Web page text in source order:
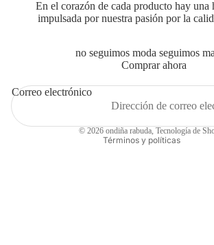
En el corazón de cada producto hay una
impulsada por nuestra pasión por la
no seguimos moda seguimos
Comprar ahora
Correo electrónico
© 2026 ondiña rabuda Tecnología de
Términos y políticas
Política de privacidad
Términos del servicio
Información de contacto